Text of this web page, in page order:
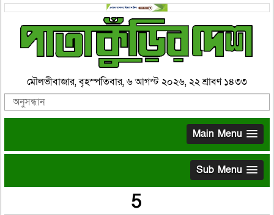
মৌলভীবাজার, বৃহস্পতিবার, ৬ আগস্ট ২০২৬, ২২ শ্রাবণ ১৪৩৩
Main Menu
Sub Menu
5